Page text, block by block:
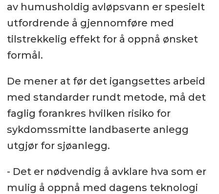
av humusholdig avløpsvann er spesielt
utfordrende å gjennomføre med
tilstrekkelig effekt for å oppnå ønsket
formål.
De mener at før det igangsettes arbeid
med standarder rundt metode, må det
faglig forankres hvilken risiko for
sykdomssmitte landbaserte anlegg
utgjør for sjøanlegg.
- Det er nødvendig å avklare hva som er
mulig å oppnå med dagens teknologi